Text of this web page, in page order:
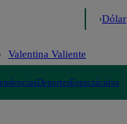
Dólar
Valentina Valiente
DeportesEspectáculos